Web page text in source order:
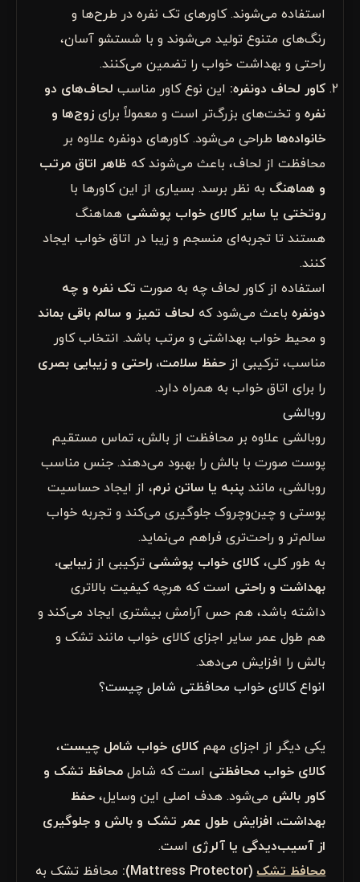
استفاده می‌شوند. کاورهای تک نفره در طرح‌ها و
رنگ‌های متنوع تولید می‌شوند و با شستشو آسان،
راحتی و بهداشت خواب را تضمین می‌کنند.
کاور لحاف دونفره: این نوع کاور مناسب لحاف‌های دو
نفرهو تخت‌های بزرگ‌تر است و معمولاً برای زوج‌ها و
خانواده‌ها طراحی می‌شود. کاورهای دونفره علاوه بر
محافظت از لحاف، باعث می‌شوند که ظاهر اتاق مرتب
و هماهنگ به نظر برسد. بسیاری از این کاورها با
روتختی یا سایر کالای خواب پوششی هماهنگ
هستند تا تجربه‌ای منسجم و زیبا در اتاق خواب ایجاد
کنند.
استفاده از کاور لحاف چه به صورت تک نفره و چه
دونفرهباعث می‌شود که لحاف تمیز و سالم باقی بماند
و محیط خواب بهداشتی و مرتب باشد. انتخاب کاور
مناسب، ترکیبی از حفظ سلامت، راحتی و زیبایی بصری
را برای اتاق خواب به همراه دارد.
روبالشی
روبالشی‌ علاوه بر محافظت از بالش، تماس مستقیم
پوست صورت با بالش را بهبود می‌دهند. جنس مناسب
روبالشی، مانند پنبه یا ساتن نرم، از ایجاد حساسیت
پوستی و چین‌وچروک جلوگیری می‌کند و تجربه خواب
سالم‌تر و راحت‌تری فراهم می‌نماید.
به طور کلی، کالای خواب پوششی ترکیبی از زیبایی،
بهداشت و راحتی است که هرچه کیفیت بالاتری
داشته باشد، هم حس آرامش بیشتری ایجاد می‌کند و
هم طول عمر سایر اجزای کالای خواب مانند تشک و
بالش را افزایش می‌دهد.
انواع کالای خواب محافظتی شامل چیست؟
یکی دیگر از اجزای مهم کالای خواب شامل چیست،
کالای خواب محافظتی است که شامل محافظ تشک و
کاور بالش می‌شود. هدف اصلی این وسایل، حفظ
بهداشت، افزایش طول عمر تشک و بالش و جلوگیری
از آسیب‌دیدگی یا آلرژی است.
محافظ تشک (Mattress Protector):
محافظ تشک به